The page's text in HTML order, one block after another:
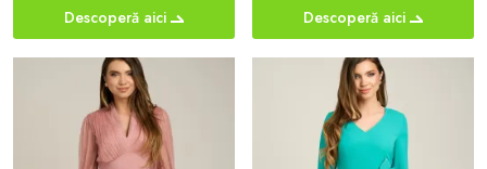
Descoperă aici
Descoperă aici